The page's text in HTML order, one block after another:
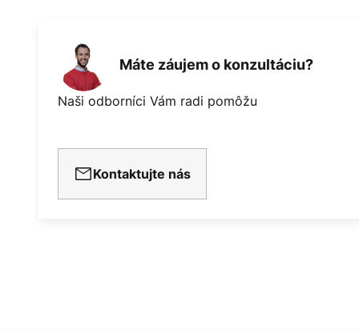
Máte záujem o konzultáciu?
Naši odborníci Vám radi pomôžu
Kontaktujte nás